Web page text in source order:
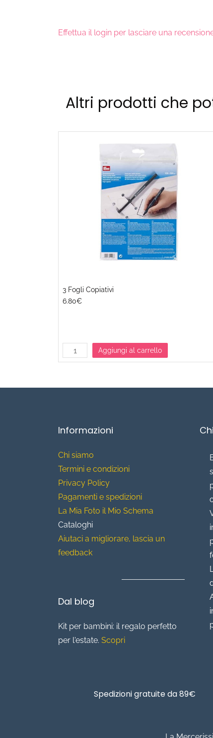
Effettua il login per lasciare una
Altri prodotti che
3 Fogli Copiativi
6.80€
Aggiungi al carrello
Informazioni
Chi siamo
Termini e condizioni
Privacy Policy
Pagamenti e spedizioni
La Mia Foto il Mio Schema
Cataloghi
Aiutaci a migliorare, lascia un
feedback
Dal blog
Kit per bambini: il regalo perfetto
per l'estate. Scopri
Spedizioni gratuite da 89€